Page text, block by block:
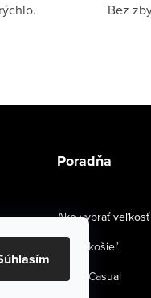
Bez
Poradňa
Ako vybrať veľkosť
Strihy košieľ
Smart Casual